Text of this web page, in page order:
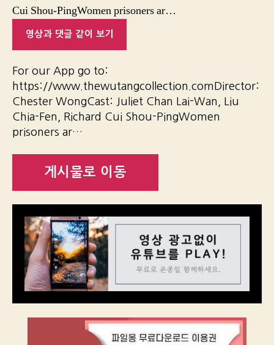
Cui Shou-PingWomen prisoners ar…
영상과 댓글 같이 보기
For our App go to:
https://www.thewutangcollection.comDirector:
Chester WongCast: Juliet Chan Lai-Wan, Liu
Chia-Fen, Richard Cui Shou-PingWomen
prisoners ar…
게시물로 이동